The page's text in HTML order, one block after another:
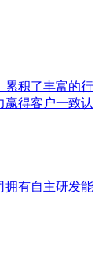
累积了丰富的行
赢得客户一致认
拥有自主研发能